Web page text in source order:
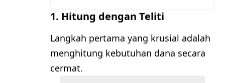
1. Hitung dengan Teliti
Langkah pertama yang krusial adalah
menghitung kebutuhan dana secara
cermat.